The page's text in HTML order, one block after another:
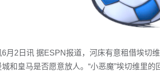
6月2日讯 据ESPN报道，河床有意租借埃切
城和皇马是否愿意放人。“小恶魔”埃切维里